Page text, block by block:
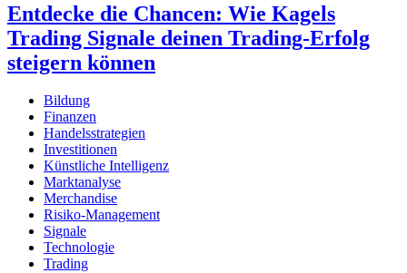
Entdecke die Chancen: Wie Kagels
Trading Signale deinen Trading-Erfolg
steigern können
Bildung
Finanzen
Handelsstrategien
Investitionen
Künstliche Intelligenz
Marktanalyse
Merchandise
Risiko-Management
Signale
Technologie
Trading